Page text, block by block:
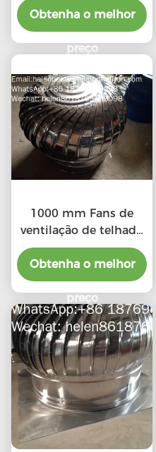
Obtenha o melhor
preço
1000 mm Fans de
ventilação de telhado
industrial baratos
Obtenha o melhor
preço